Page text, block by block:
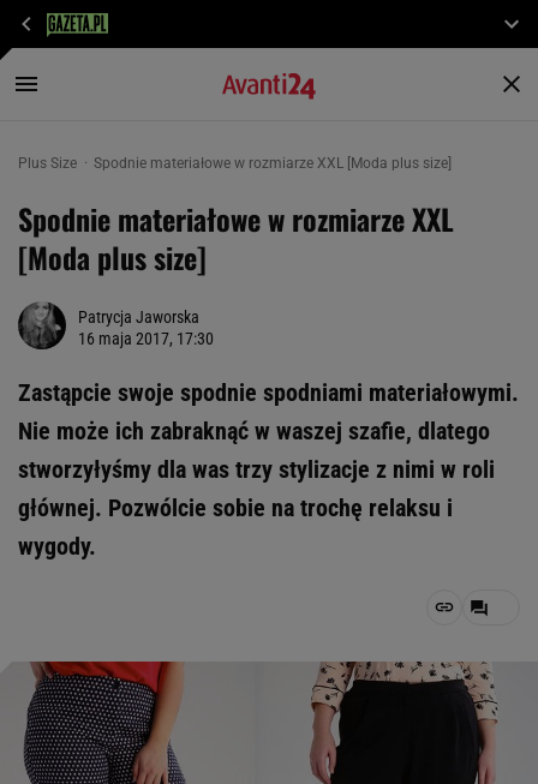
Plus Size Spodnie materiałowe w rozmiarze XXL [Moda plus size]
Spodnie materiałowe w rozmiarze XXL
[Moda plus size]
Patrycja Jaworska
16 maja 2017, 17:30
Zastąpcie swoje spodnie spodniami materiałowymi.
Nie może ich zabraknąć w waszej szafie, dlatego
stworzyłyśmy dla was trzy stylizacje z nimi w roli
głównej. Pozwólcie sobie na trochę relaksu i
wygody.